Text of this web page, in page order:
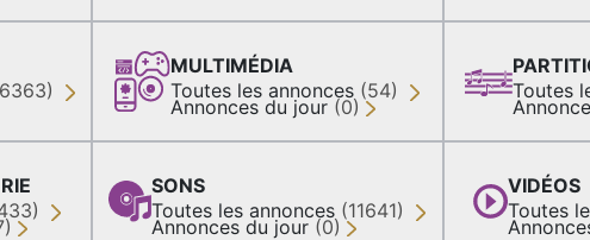
MULTIMÉDIA
Toutes les annonces (54)
Annonces du jour (0)
SONS
Toutes les annonces (11641)
Annonces du jour (0)
Toutes
VIDÉOS
Toutes